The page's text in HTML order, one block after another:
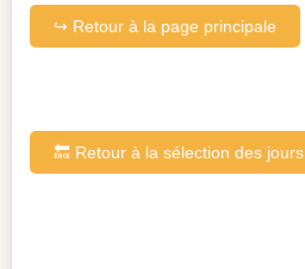
↪ Retour à la page principale
🔙 Retour à la sélection des jours